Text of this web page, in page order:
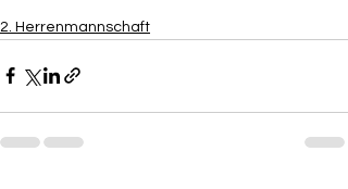
2. Herrenmannschaft